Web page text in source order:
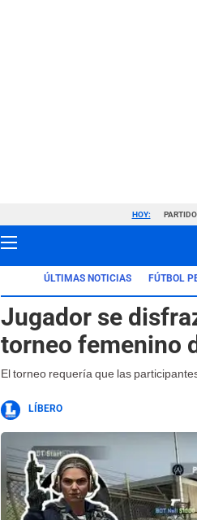
HOY:
ÚLTIMAS NOTICIAS FÚTBOL
Jugador se
torneo femenino
El torneo requería que las
LÍBERO